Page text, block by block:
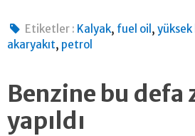
Etiketler : Kalyak, fuel oil ,
akaryakıt, petrol
Benzine bu defa
yapıldı